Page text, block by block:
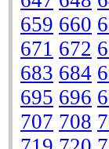
659 660
671 672
683 684
695 696
707 708